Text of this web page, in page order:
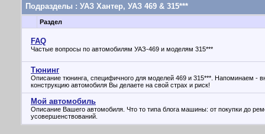
Подразделы : УАЗ Хантер, УАЗ 469 & 315***
Раздел
FAQ
Частые вопросы по автомобилям УАЗ-469 и моделям 315***
Тюнинг
Описание тюнинга, специфичного для моделей 469 и 315***. Напоминаем -
конструкцию автомобиля Вы делаете на свой страх и риск!
Мой автомобиль
Описание Вашего автомобиля. Что то типа блога машины: от покупки до
усовершенствований.